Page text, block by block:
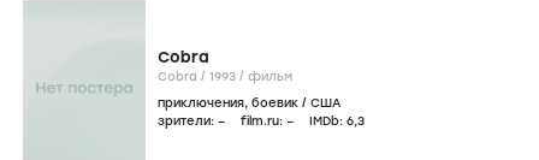
Cobra
Cobra / 1993 / фильм
приключения, боевик / США
зрители: – film.ru: – IMDb: 6,3